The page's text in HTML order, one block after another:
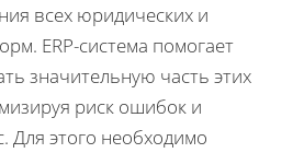
всех юридических и
ERP-система помогает
значительную часть этих
риск ошибок и
Для этого необходимо